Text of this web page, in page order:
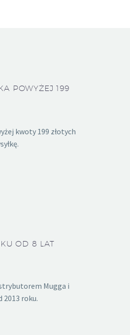
POWYŻEJ 199
kwoty 199 złotych
OD 8 LAT
Mugga i
2013 roku.